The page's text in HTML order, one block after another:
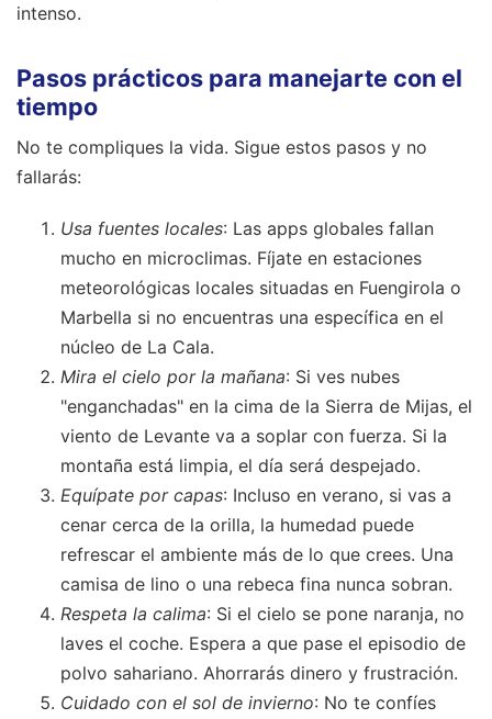
intenso.
Pasos prácticos para manejarte con el
tiempo
No te compliques la vida. Sigue estos pasos y no
fallarás:
Usa fuentes locales: Las apps globales fallan
mucho en microclimas. Fíjate en estaciones
meteorológicas locales situadas en Fuengirola o
Marbella si no encuentras una específica en el
núcleo de La Cala.
Mira el cielo por la mañana: Si ves nubes
"enganchadas" en la cima de la Sierra de Mijas, el
viento de Levante va a soplar con fuerza. Si la
montaña está limpia, el día será despejado.
Equípate por capas: Incluso en verano, si vas a
cenar cerca de la orilla, la humedad puede
refrescar el ambiente más de lo que crees. Una
camisa de lino o una rebeca fina nunca sobran.
Respeta la calima: Si el cielo se pone naranja, no
laves el coche. Espera a que pase el episodio de
polvo sahariano. Ahorrarás dinero y frustración.
Cuidado con el sol de invierno: No te confíes